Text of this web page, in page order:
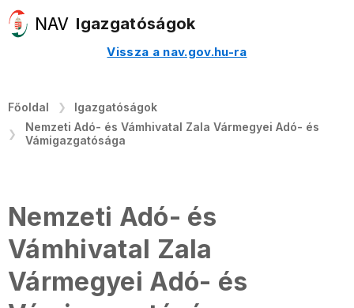
Igazgatóságok
Vissza a nav.gov.hu-ra
Főoldal
Igazgatóságok
Nemzeti Adó- és Vámhivatal Zala Vármegyei Adó- és
Vámigazgatósága
Nemzeti Adó- és
Vámhivatal Zala
Vármegyei Adó- és